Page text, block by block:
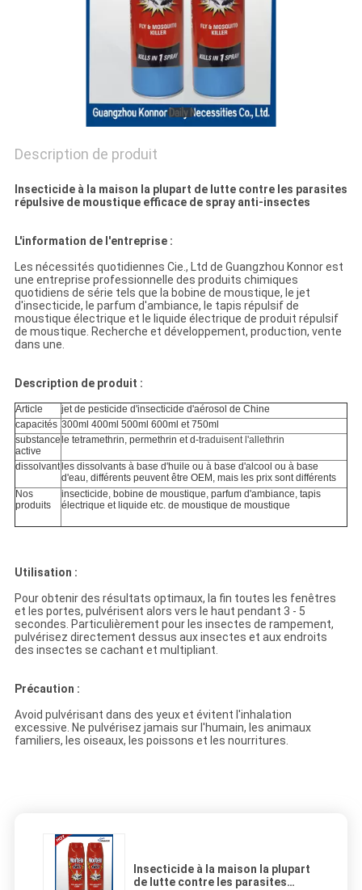
Description de produit
Insecticide à la maison la plupart de lutte contre les parasites
répulsive de moustique efficace de spray anti-insectes
L'information de l'entreprise :
Les nécessités quotidiennes Cie., Ltd de Guangzhou Konnor est
une entreprise professionnelle des produits chimiques
quotidiens de série tels que la bobine de moustique, le jet
d'insecticide, le parfum d'ambiance, le tapis répulsif de
moustique électrique et le liquide électrique de produit répulsif
de moustique. Recherche et développement, production, vente
dans une.
Description de produit :
Article
jet de pesticide d'insecticide d'aérosol de Chine
capacités 300ml 400ml 500ml 600ml et 750ml
substance
active
le tetramethrin, permethrin et d-traduisent l'allethrin
dissolvant les dissolvants à base d'huile ou à base d'alcool ou à base
d'eau, différents peuvent être OEM, mais les prix sont différents
Nos
produits
insecticide, bobine de moustique, parfum d'ambiance, tapis
électrique et liquide etc. de moustique de moustique
Utilisation :
Pour obtenir des résultats optimaux, la fin toutes les fenêtres
et les portes, pulvérisent alors vers le haut pendant 3 - 5
secondes. Particulièrement pour les insectes de rampement,
pulvérisez directement dessus aux insectes et aux endroits
des insectes se cachant et multipliant.
Précaution :
Avoid pulvérisant dans des yeux et évitent l'inhalation
excessive. Ne pulvérisez jamais sur l'humain, les animaux
familiers, les oiseaux, les poissons et les nourritures.
Insecticide à la maison la plupart
de lutte contre les parasites